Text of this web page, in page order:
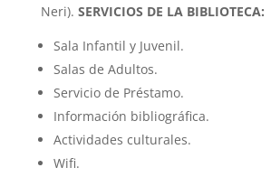
Neri). SERVICIOS DE LA BIBLIOTECA:
Sala Infantil y Juvenil.
Salas de Adultos.
Servicio de Préstamo.
Información bibliográfica.
Actividades culturales.
Wifi.